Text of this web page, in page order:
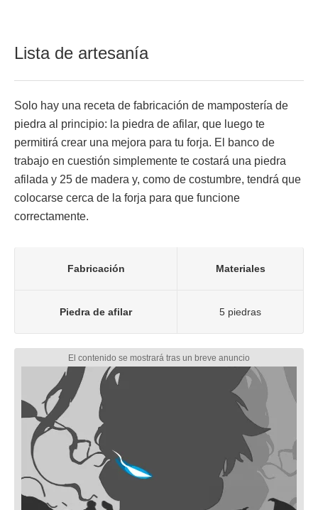
Lista de artesanía
Solo hay una receta de fabricación de mampostería de
piedra al principio: la piedra de afilar, que luego te
permitirá crear una mejora para tu forja. El banco de
trabajo en cuestión simplemente te costará una piedra
afilada y 25 de madera y, como de costumbre, tendrá que
colocarse cerca de la forja para que funcione
correctamente.
Fabricación Materiales
Piedra de afilar 5 piedras